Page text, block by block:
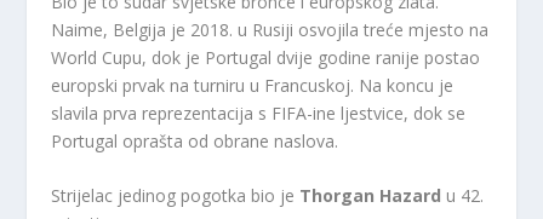
Naime, Belgija je 2018. u Rusiji osvojila treće mjesto na
World Cupu, dok je Portugal dvije godine ranije postao
europski prvak na turniru u Francuskoj. Na koncu je
slavila prva reprezentacija s FIFA-ine ljestvice, dok se
Portugal oprašta od obrane naslova.
Strijelac jedinog pogotka bio je Thorgan Hazard u 42.